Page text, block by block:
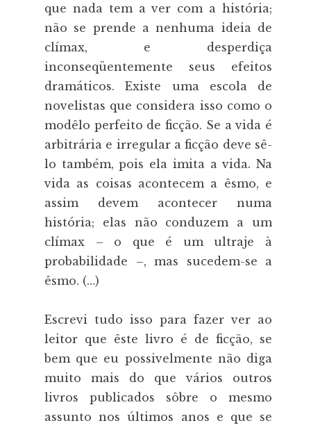
que nada tem a ver com a história;
não se prende a nenhuma ideia de
clímax, e desperdiça
inconseqüentemente seus efeitos
dramáticos. Existe uma escola de
novelistas que considera isso como o
modêlo perfeito de ficção. Se a vida é
arbitrária e irregular a ficção deve sê-
lo também, pois ela imita a vida. Na
vida as coisas acontecem a êsmo, e
assim devem acontecer numa
história; elas não conduzem a um
clímax – o que é um ultraje à
probabilidade –, mas sucedem-se a
êsmo. (…)
Escrevi tudo isso para fazer ver ao
leitor que êste livro é de ficção, se
bem que eu possivelmente não diga
muito mais do que vários outros
livros publicados sôbre o mesmo
assunto nos últimos anos e que se